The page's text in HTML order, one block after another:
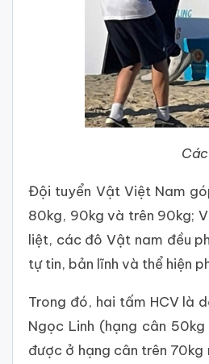
Đội tuyển Vật Việt Nam
80kg, 90kg và trên 90kg;
liệt, các đô Vật nam đều
tự tin, bản lĩnh và thể hiện
Trong đó, hai tấm HCV là
Ngọc Linh (hạng cân
được ở hạng cân trên